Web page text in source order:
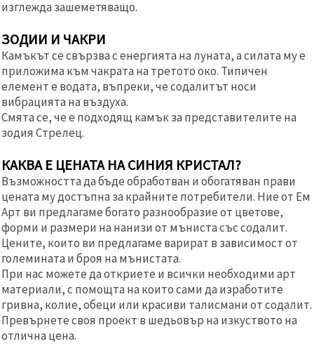
изглежда зашеметяващо.
ЗОДИИ И ЧАКРИ
Камъкът се свързва с енергията на луната, а силата му е
приложима към чакрата на третото око. Типичен
елемент е водата, въпреки, че содалитът носи
вибрацията на въздуха.
Смята се, че е подходящ камък за представителите на
зодия Стрелец.
КАКВА Е ЦЕНАТА НА СИНИЯ КРИСТАЛ?
Възможността да бъде обработван и обогатяван прави
цената му достъпна за крайните потребители. Ние от Ем
Арт ви предлагаме богато разнообразие от цветове,
форми и размери на нанизи от мъниста със содалит.
Цените, които ви предлагаме варират в зависимост от
големината и броя на мънистата.
При нас можете да откриете и всички необходими арт
материали, с помощта на които сами да изработите
гривна, колие, обеци или красиви талисмани от содалит.
Превърнете своя проект в шедьовър на изкуството на
отлична цена.